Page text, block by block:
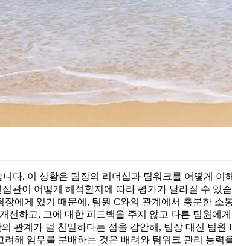
다. 이 상황은 팀장의 리더십과 팀워크를 어떻게
관이 어떻게 해석할지에 따라 평가가 달라질 수 있
에게 있기 때문에, 팀원 C와의 관계에서 충분한
선하고, 그에 대한 피드백을 주지 않고 다른 팀원에
관계가 덜 친밀하다는 점을 감안해, 팀장 대신 팀
해 임무를 분배하는 것은 배려와 팀워크 관리 능